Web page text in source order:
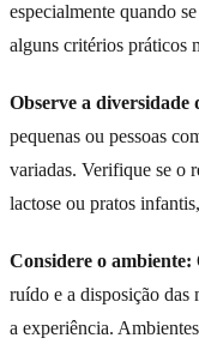
especialmente quando
alguns critérios práticos
Observe a diversidade
pequenas ou pessoas
variadas. Verifique se o
lactose ou pratos
Considere o ambiente:
ruído e a disposição das
a experiência.